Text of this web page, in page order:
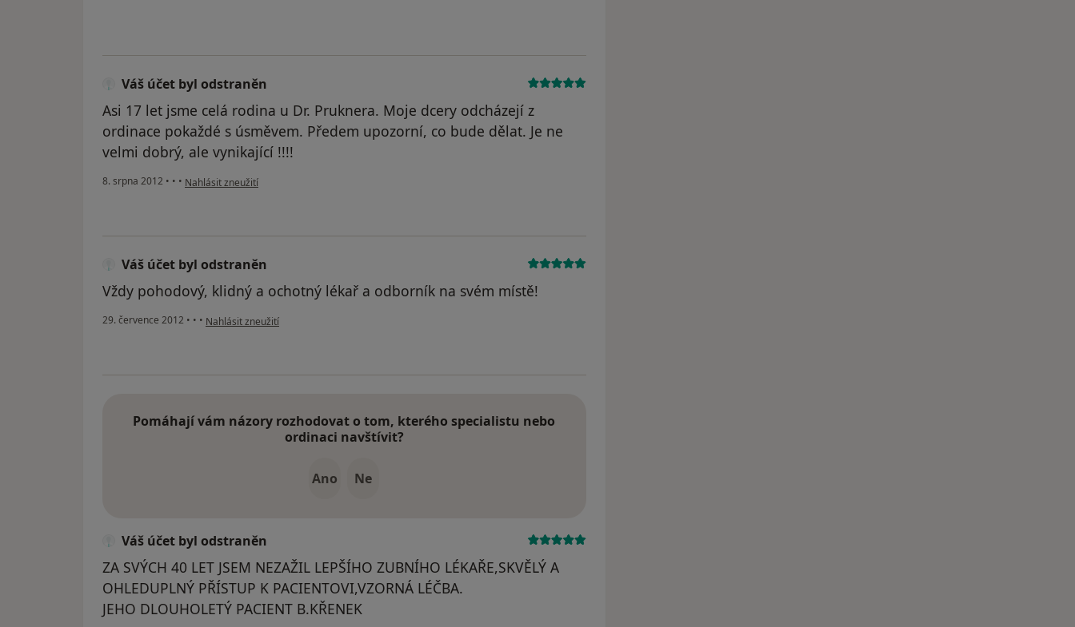
Váš účet byl odstraněn
Asi 17 let jsme celá rodina u Dr. Pruknera. Moje dcery odcházejí z
ordinace pokaždé s úsměvem. Předem upozorní, co bude dělat. Je ne
velmi dobrý, ale vynikající !!!!
8. srpna 2012 • • • podle názoru uživatele Váš účet byl odstraněn
Nahlásit zneužití
Váš účet byl odstraněn
Vždy pohodový, klidný a ochotný lékař a odborník na svém místě!
29. července 2012 • • • podle názoru uživatele Váš účet byl odstraněn
Nahlásit zneužití
Pomáhají vám názory rozhodovat o tom, kterého specialistu nebo
ordinaci navštívit?
Ano Ne
Váš účet byl odstraněn
ZA SVÝCH 40 LET JSEM NEZAŽIL LEPŠÍHO ZUBNÍHO LÉKAŘE,SKVĚLÝ A
OHLEDUPLNÝ PŘÍSTUP K PACIENTOVI,VZORNÁ LÉČBA.
JEHO DLOUHOLETÝ PACIENT B.KŘENEK